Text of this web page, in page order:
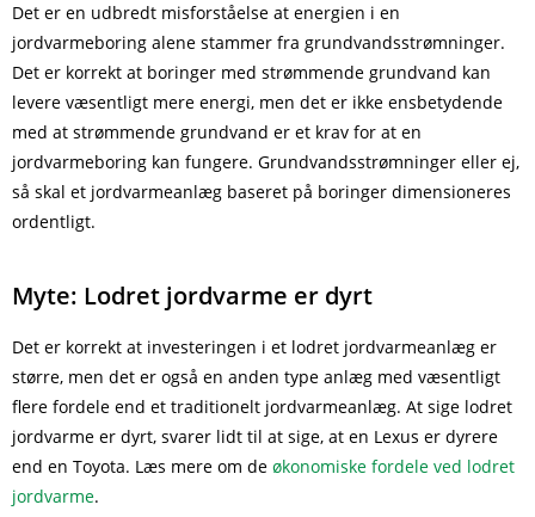
Det er en udbredt misforståelse at energien i en
jordvarmeboring alene stammer fra grundvandsstrømninger.
Det er korrekt at boringer med strømmende grundvand kan
levere væsentligt mere energi, men det er ikke ensbetydende
med at strømmende grundvand er et krav for at en
jordvarmeboring kan fungere. Grundvandsstrømninger eller ej,
så skal et jordvarmeanlæg baseret på boringer dimensioneres
ordentligt.
Myte: Lodret jordvarme er dyrt
Det er korrekt at investeringen i et lodret jordvarmeanlæg er
større, men det er også en anden type anlæg med væsentligt
flere fordele end et traditionelt jordvarmeanlæg. At sige lodret
jordvarme er dyrt, svarer lidt til at sige, at en Lexus er dyrere
end en Toyota. Læs mere om de økonomiske fordele ved lodret
jordvarme.